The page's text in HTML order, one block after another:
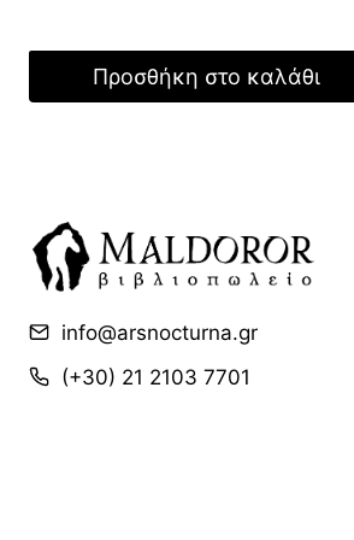
12,53 €.
Προσθήκη στο καλάθι
info@arsnocturna.gr
(+30) 21 2103 7701